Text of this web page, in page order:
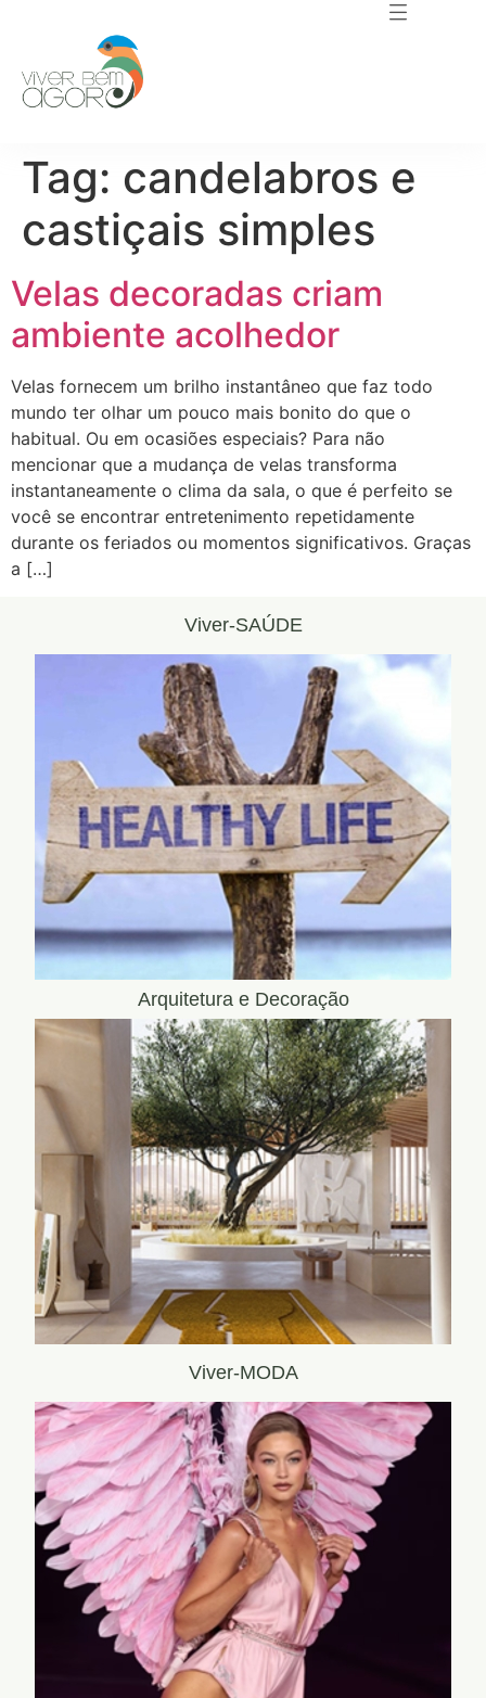
Tag: candelabros e
castiçais simples
Velas decoradas criam
ambiente acolhedor
Velas fornecem um brilho instantâneo que faz todo
mundo ter olhar um pouco mais bonito do que o
habitual. Ou em ocasiões especiais? Para não
mencionar que a mudança de velas transforma
instantaneamente o clima da sala, o que é perfeito se
você se encontrar entretenimento repetidamente
durante os feriados ou momentos significativos. Graças
a […]
Viver-SAÚDE
Arquitetura e Decoração
Viver-MODA